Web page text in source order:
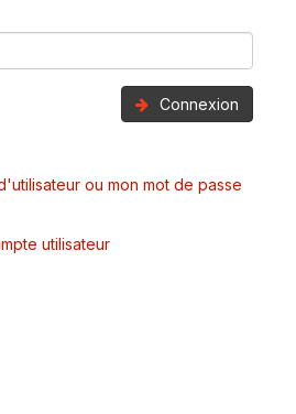
Connexion
ou mon mot de passe
utilisateur